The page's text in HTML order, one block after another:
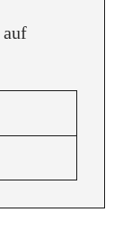
auf